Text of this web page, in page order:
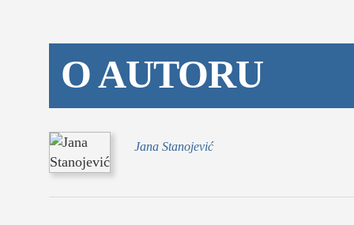
O AUTORU
Jana Stanojević